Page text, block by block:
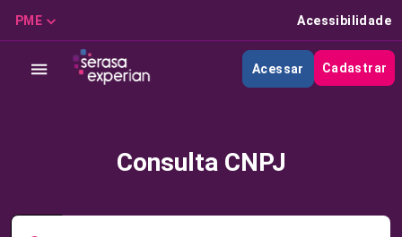
PME Acessibilidade
Acessar Cadastrar
Consulta CNPJ